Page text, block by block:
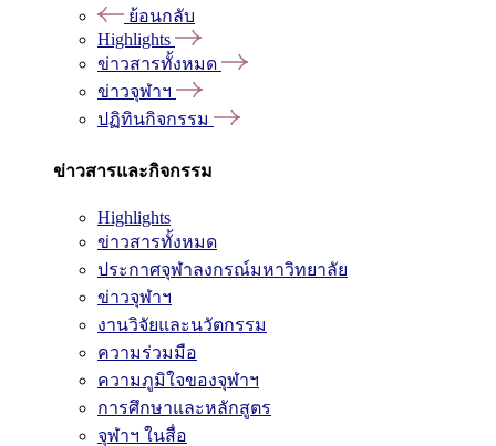
ย้อนกลับ
Highlights
ข่าวสารทั้งหมด
ข่าวจุฬาฯ
ปฏิทินกิจกรรม
ข่าวสารและกิจกรรม
Highlights
ข่าวสารทั้งหมด
ประกาศจุฬาลงกรณ์มหาวิทยาลัย
ข่าวจุฬาฯ
งานวิจัยและนวัตกรรม
ความร่วมมือ
ความภูมิใจของจุฬาฯ
การศึกษาและหลักสูตร
จุฬาฯ ในสื่อ